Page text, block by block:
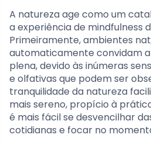
A natureza age como um
a experiência de mindfulness
Primeiramente, ambientes
automaticamente convidam
plena, devido às inúmeras
e olfativas que podem ser
tranquilidade da natureza
mais sereno, propício à
é mais fácil se desvencilhar
cotidianas e focar no